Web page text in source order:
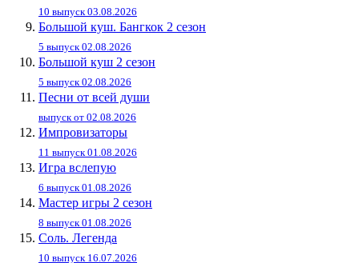
10 выпуск 03.08.2026
Большой куш. Бангкок 2 сезон
5 выпуск 02.08.2026
Большой куш 2 сезон
5 выпуск 02.08.2026
Песни от всей души
выпуск от 02.08.2026
Импровизаторы
11 выпуск 01.08.2026
Игра вслепую
6 выпуск 01.08.2026
Мастер игры 2 сезон
8 выпуск 01.08.2026
Соль. Легенда
10 выпуск 16.07.2026